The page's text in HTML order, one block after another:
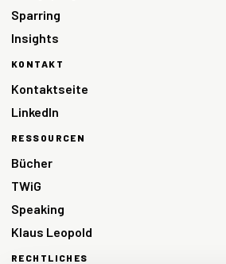
Sparring
Insights
KONTAKT
Kontaktseite
LinkedIn
RESSOURCEN
Bücher
TWiG
Speaking
Klaus Leopold
RECHTLICHES